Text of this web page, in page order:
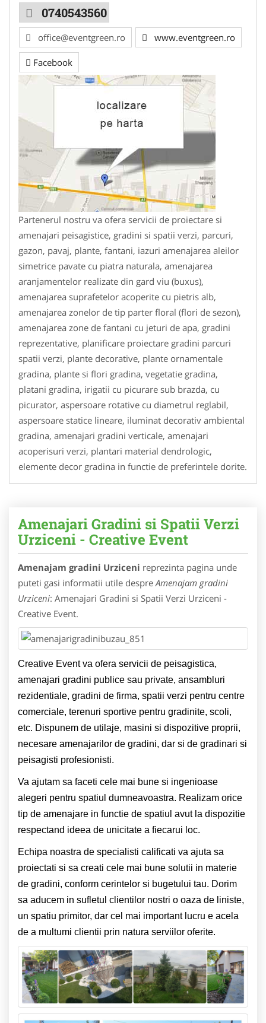
0740543560
office@eventgreen.ro www.eventgreen.ro
Facebook
Partenerul nostru va ofera servicii de proiectare si
amenajari peisagistice, gradini si spatii verzi, parcuri,
gazon, pavaj, plante, fantani, iazuri amenajarea aleilor
simetrice pavate cu piatra naturala, amenajarea
aranjamentelor realizate din gard viu (buxus),
amenajarea suprafetelor acoperite cu pietris alb,
amenajarea zonelor de tip parter floral (flori de sezon),
amenajarea zone de fantani cu jeturi de apa, gradini
reprezentative, planificare proiectare gradini parcuri
spatii verzi, plante decorative, plante ornamentale
gradina, plante si flori gradina, vegetatie gradina,
platani gradina, irigatii cu picurare sub brazda, cu
picurator, aspersoare rotative cu diametrul reglabil,
aspersoare statice lineare, iluminat decorativ ambiental
gradina, amenajari gradini verticale, amenajari
acoperisuri verzi, plantari material dendrologic,
elemente decor gradina in functie de preferintele dorite.
Amenajari Gradini si Spatii Verzi
Urziceni - Creative Event
Amenajam gradini Urziceni reprezinta pagina unde
puteti gasi informatii utile despreAmenajam gradini
Urziceni: Amenajari Gradini si Spatii Verzi Urziceni -
Creative Event.
Creative Event va ofera servicii de peisagistica,
amenajari gradini publice sau private, ansambluri
rezidentiale, gradini de firma, spatii verzi pentru centre
comerciale, terenuri sportive pentru gradinite, scoli,
etc. Dispunem de utilaje, masini si dispozitive proprii,
necesare amenajarilor de gradini, dar si de gradinari si
peisagisti profesionisti.
Va ajutam sa faceti cele mai bune si ingenioase
alegeri pentru spatiul dumneavoastra. Realizam orice
tip de amenajare in functie de spatiul avut la dispozitie
respectand ideea de unicitate a fiecarui loc.
Echipa noastra de specialisti calificati va ajuta sa
proiectati si sa creati cele mai bune solutii in materie
de gradini, conform cerintelor si bugetului tau. Dorim
sa aducem in sufletul clientilor nostri o oaza de liniste,
un spatiu primitor, dar cel mai important lucru e acela
de a multumi clientii prin natura serviilor oferite.